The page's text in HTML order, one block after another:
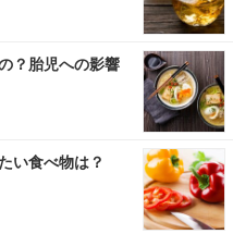
？胎児への影響
い食べ物は？